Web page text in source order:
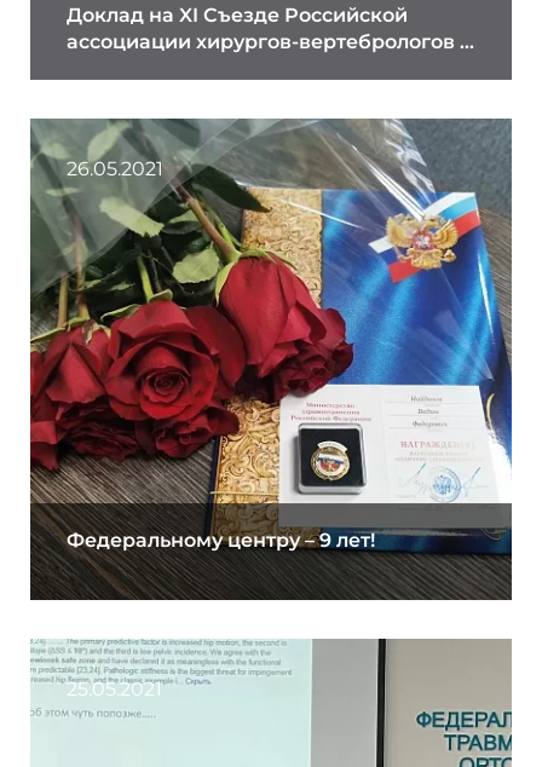
Доклад на XI Съезде Российской
ассоциации хирургов-вертебрологов ...
26.05.2021
Федеральному центру – 9 лет!
25.05.2021